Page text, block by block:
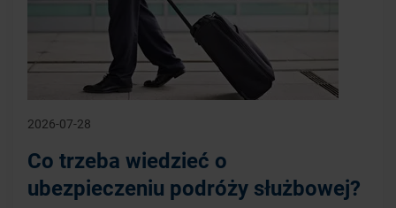
2026-07-28
Co trzeba wiedzieć o
ubezpieczeniu podróży służbowej?